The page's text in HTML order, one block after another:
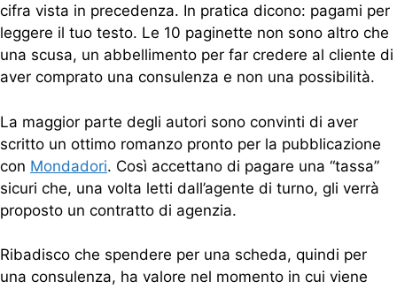
cifra vista in precedenza. In pratica dicono: pagami per
leggere il tuo testo. Le 10 paginette non sono altro che
una scusa, un abbellimento per far credere al cliente di
aver comprato una consulenza e non una possibilità.
La maggior parte degli autori sono convinti di aver
scritto un ottimo romanzo pronto per la pubblicazione
con Mondadori. Così accettano di pagare una “tassa”
sicuri che, una volta letti dall’agente di turno, gli verrà
proposto un contratto di agenzia.
Ribadisco che spendere per una scheda, quindi per
una consulenza, ha valore nel momento in cui viene